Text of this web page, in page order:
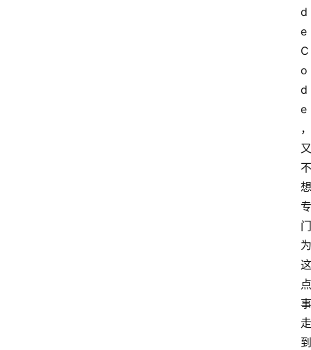
d
e
C
o
d
e
，
又
不
想
专
门
为
这
点
事
走
到